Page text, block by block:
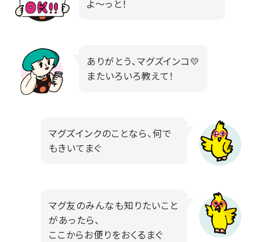
よ～っと！
ありがとう、マグズインコ💛
またいろいろ教えて！
マグズインクのことなら、何で
もきいてまぐ
マグ友のみんなも知りたいこと
があったら、
ここからお便りをおくるまぐ